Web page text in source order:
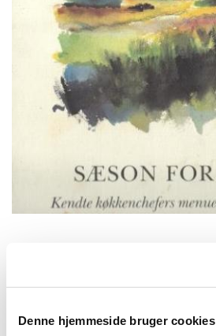
Denne hjemmeside bruger cookies
17. Lam i kål
18. Lammefars med grøntsager